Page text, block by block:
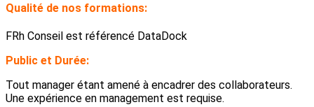
Qualité de nos formations:
FRh Conseil est référencé DataDock
Public et Durée:
Tout manager étant amené à encadrer des collaborateurs.
Une expérience en management est requise.